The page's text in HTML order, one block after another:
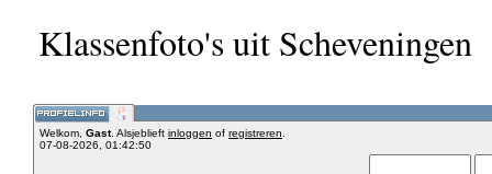
Klassenfoto's uit Scheveningen
Welkom, Gast. Alsjeblieft inloggen of registreren
07-08-2026, 01:42:50